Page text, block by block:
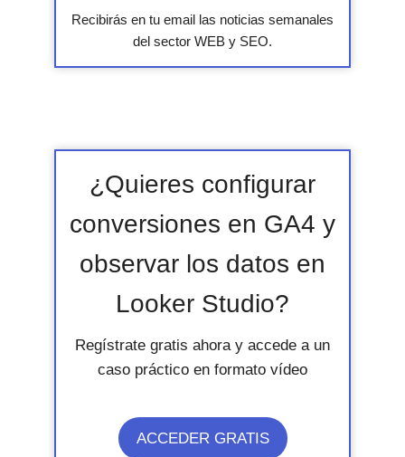
Recibirás en tu email las noticias semanales
del sector WEB y SEO.
¿Quieres configurar
conversiones en GA4 y
observar los datos en
Looker Studio?
Regístrate gratis ahora y accede a un
caso práctico en formato vídeo
ACCEDER GRATIS